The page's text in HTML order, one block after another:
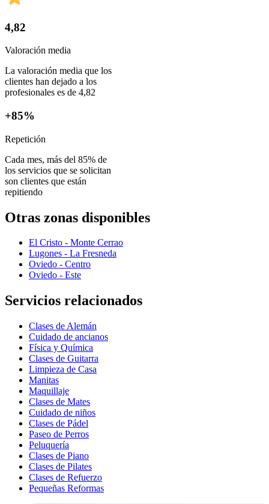
4,82
Valoración media
La valoración media que los
clientes han dejado a los
profesionales es de 4,82
+85%
Repetición
Cada mes, más del 85% de
los servicios que se solicitan
son clientes que están
repitiendo
Otras zonas disponibles
El Cristo - Monte Cerrao
Lugones - La Fresneda
Oviedo - Centro
Oviedo - Este
Servicios relacionados
Clases de Alemán
Cuidado de ancianos
Física y Química
Clases de Guitarra
Limpieza de Casa
Manitas
Maquillaje
Clases de Mates
Cuidado de niños
Clases de Pádel
Paseo de Perros
Peluquería
Clases de Piano
Clases de Pilates
Clases de Refuerzo
Pequeñas Reformas